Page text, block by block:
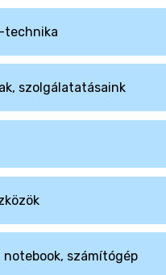
technika
szolgálatatásaink
számítógép